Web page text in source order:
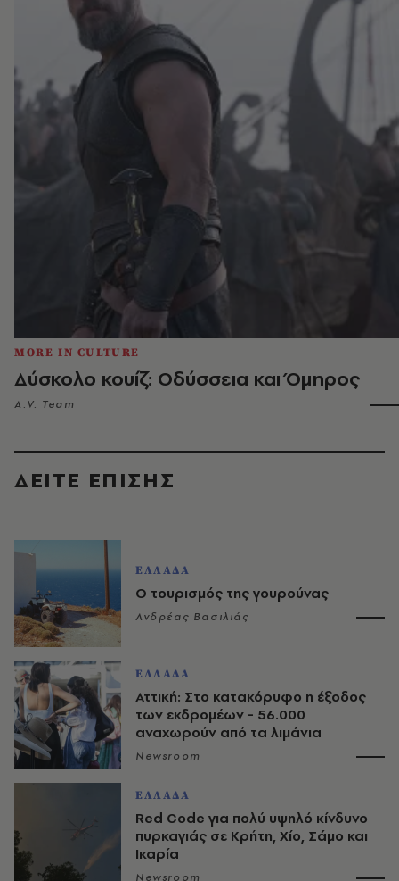
MORE IN CULTURE
Δύσκολο κουίζ: Οδύσσεια και Όμηρος
A.V. Team
ΔΕΙΤΕ ΕΠΙΣΗΣ
ΕΛΛΑΔΑ
Ο τουρισμός της γουρούνας
Ανδρέας Βασιλιάς
ΕΛΛΑΔΑ
Αττική: Στο κατακόρυφο η έξοδος
των εκδρομέων - 56.000
αναχωρούν από τα λιμάνια
Newsroom
ΕΛΛΑΔΑ
Red Code για πολύ υψηλό κίνδυνο
πυρκαγιάς σε Κρήτη, Χίο, Σάμο και
Ικαρία
Newsroom